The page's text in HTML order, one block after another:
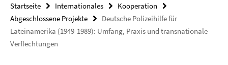
Startseite Internationales
Kooperation
Abgeschlossene Projekte
Deutsche Polizeihilfe für
Lateinamerika (1949-1989): Umfang, Praxis und transnationale
Verflechtungen